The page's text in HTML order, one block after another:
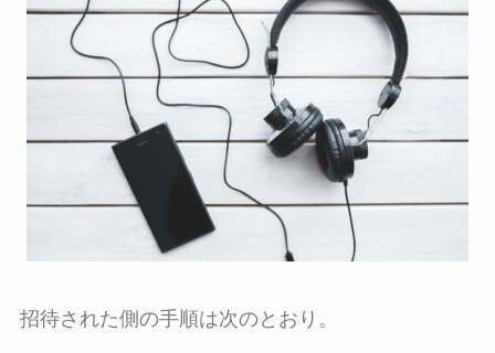
招待された側の手順は次のとおり。